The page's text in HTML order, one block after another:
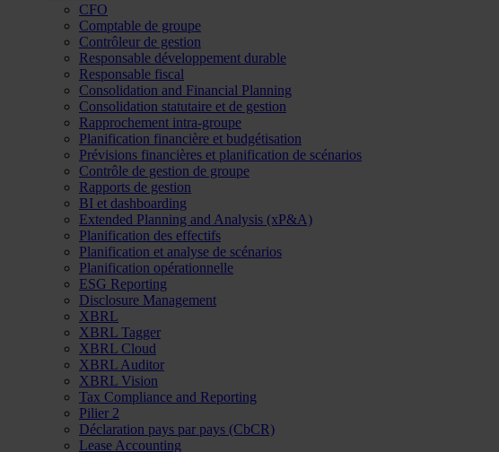
CFO
Comptable de groupe
Contrôleur de gestion
Responsable développement durable
Responsable fiscal
Consolidation and Financial Planning
Consolidation statutaire et de gestion
Rapprochement intra-groupe
Planification financière et budgétisation
Prévisions financières et planification de scénarios
Contrôle de gestion de groupe
Rapports de gestion
BI et dashboarding
Extended Planning and Analysis (xP&A)
Planification des effectifs
Planification et analyse de scénarios
Planification opérationnelle
ESG Reporting
Disclosure Management
XBRL
XBRL Tagger
XBRL Cloud
XBRL Auditor
XBRL Vision
Tax Compliance and Reporting
Pilier 2
Déclaration pays par pays (CbCR)
Lease Accounting